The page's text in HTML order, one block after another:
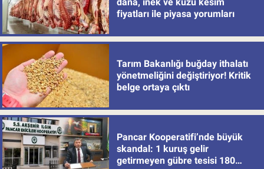
fiyatları ile piyasa yorumları
Tarım Bakanlığı buğday ithalatı
yönetmeliğini değiştiriyor! Kritik
belge ortaya çıktı
Pancar Kooperatifi’nde büyük
skandal: 1 kuruş gelir
getirmeyen gübre tesisi 180